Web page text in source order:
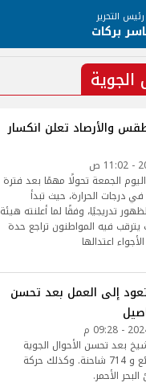
رئيس التحرير
بركات
والأرصاد تعلن انكسار
الجمعة تحولًا مهمًا بعد فترة
درجات الحرارة، حيث تبدأ
تدريجيًا، وفقًا لما أعلنته هيئة
يترقب فيه المواطنون تراجع حدة
اعتدالها
تعود إلى العمل بعد تحسن
بعد تحسن الأحوال الجوية
وتداول 14 ألف طن بضائع و 714 شاحنة. وكذلك حركة
الأحمر.